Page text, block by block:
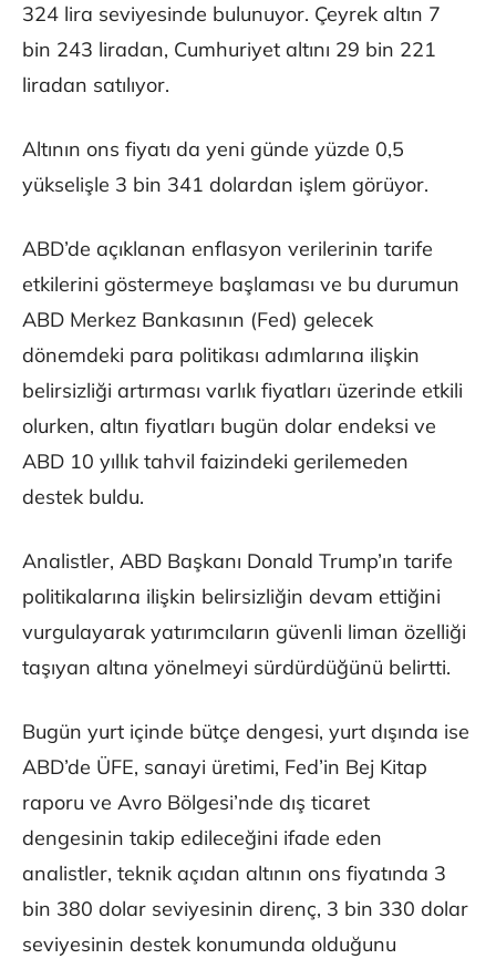
324 lira seviyesinde bulunuyor. Çeyrek altın 7
bin 243 liradan, Cumhuriyet altını 29 bin 221
liradan satılıyor.
Altının ons fiyatı da yeni günde yüzde 0,5
yükselişle 3 bin 341 dolardan işlem görüyor.
ABD’de açıklanan enflasyon verilerinin tarife
etkilerini göstermeye başlaması ve bu durumun
ABD Merkez Bankasının (Fed) gelecek
dönemdeki para politikası adımlarına ilişkin
belirsizliği artırması varlık fiyatları üzerinde etkili
olurken, altın fiyatları bugün dolar endeksi ve
ABD 10 yıllık tahvil faizindeki gerilemeden
destek buldu.
Analistler, ABD Başkanı Donald Trump’ın tarife
politikalarına ilişkin belirsizliğin devam ettiğini
vurgulayarak yatırımcıların güvenli liman özelliği
taşıyan altına yönelmeyi sürdürdüğünü belirtti.
Bugün yurt içinde bütçe dengesi, yurt dışında ise
ABD’de ÜFE, sanayi üretimi, Fed’in Bej Kitap
raporu ve Avro Bölgesi’nde dış ticaret
dengesinin takip edileceğini ifade eden
analistler, teknik açıdan altının ons fiyatında 3
bin 380 dolar seviyesinin direnç, 3 bin 330 dolar
seviyesinin destek konumunda olduğunu